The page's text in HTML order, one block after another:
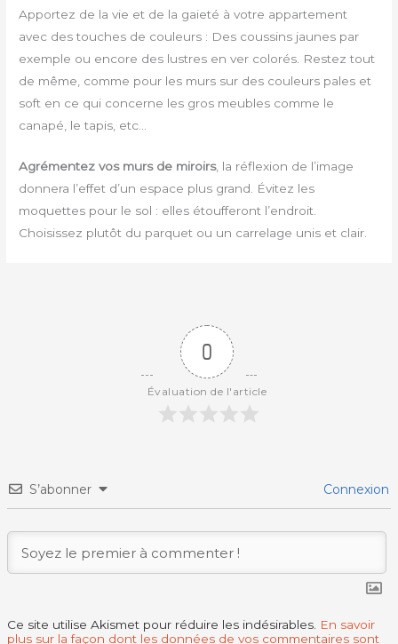
Apportez de la vie et de la gaieté à votre appartement
avec des touches de couleurs : Des coussins jaunes par
exemple ou encore des lustres en ver colorés. Restez tout
de même, comme pour les murs sur des couleurs pales et
soft en ce qui concerne les gros meubles comme le
canapé, le tapis, etc…
Agrémentez vos murs de miroirs, la réflexion de l’image
donnera l’effet d’un espace plus grand. Évitez les
moquettes pour le sol : elles étoufferont l’endroit.
Choisissez plutôt du parquet ou un carrelage unis et clair.
0
Évaluation de l'article
S’abonner Connexion
Ce site utilise Akismet pour réduire les indésirables. En savoir
plus sur la façon dont les données de vos commentaires sont